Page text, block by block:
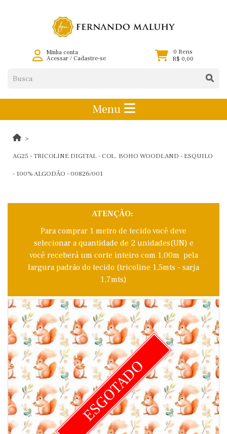
Minha conta
Acessar/ Cadastre-se
0 Itens
R$ 0,00
Menu
AG25 - TRICOLINE DIGITAL - COL. BOHO WOODLAND - ESQUILO
- 100% ALGODÃO - 00826/001
ATENÇÃO:
Para comprar 1 metro de tecido você deve
selecionar a quantidade de 2 unidades(UN) e
você receberá um corte inteiro com 1,00m pela
largura padrão do tecido (tricoline 1,5mts - sarja
1,7mts)
ESGOTADO